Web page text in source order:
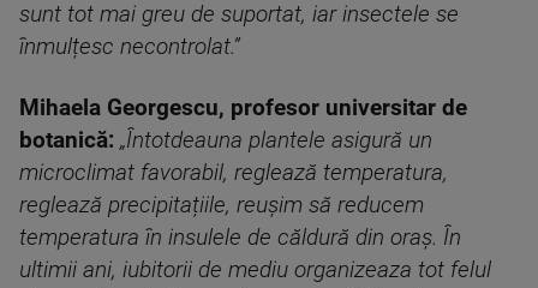
sunt tot mai greu de suportat, iar insectele se
înmulțesc necontrolat.”
Mihaela Georgescu, profesor universitar de
botanică: „Întotdeauna plantele asigură un
microclimat favorabil, reglează temperatura,
reglează precipitațiile, reușim să reducem
temperatura în insulele de căldură din oraș. În
ultimii ani, iubitorii de mediu organizeaza tot felul